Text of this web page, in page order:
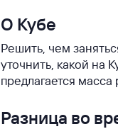
О Кубе
Решить, чем
уточнить, какой на
предлагается
Разница во